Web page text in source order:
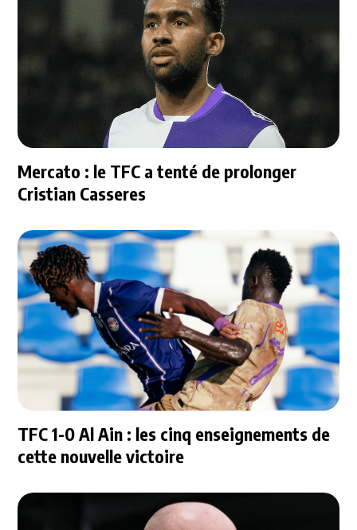
Mercato : le TFC a tenté de prolonger
Cristian Casseres
TFC 1-0 Al Ain : les cinq enseignements de
cette nouvelle victoire